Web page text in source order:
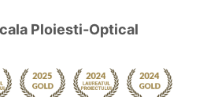
Ploiesti-Optical